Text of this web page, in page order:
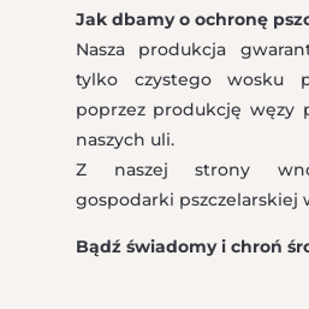
Jak dbamy o ochronę
Nasza produkcja
tylko czystego wosku
poprzez produkcję węzy
naszych uli.
Z naszej strony
gospodarki pszczelarskiej
Bądź świadomy i chroń